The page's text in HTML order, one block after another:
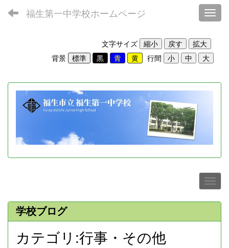
福生第一中学校ホームページ
文字サイズ
背景
行間
学校ブログ
カテゴリ:行事・その他